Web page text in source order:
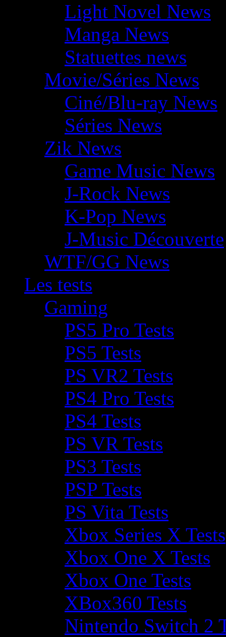
Light Novel News
Manga News
Statuettes news
Movie/Séries News
Ciné/Blu-ray News
Séries News
Zik News
Game Music News
J-Rock News
K-Pop News
J-Music Découverte
WTF/GG News
Les tests
Gaming
PS5 Pro Tests
PS5 Tests
PS VR2 Tests
PS4 Pro Tests
PS4 Tests
PS VR Tests
PS3 Tests
PSP Tests
PS Vita Tests
Xbox Series X Tests
Xbox One X Tests
Xbox One Tests
XBox360 Tests
Nintendo Switch 2